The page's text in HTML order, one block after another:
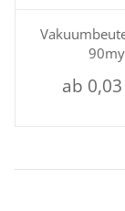
90my
ab